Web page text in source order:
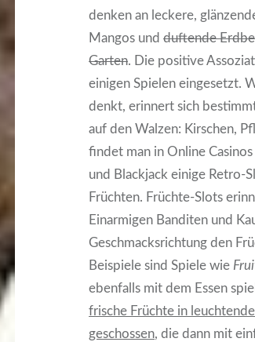
denken an leckere,
Mangos undduftende
Garten. Die positive
einigen Spielen eingesetzt.
denkt, erinnert sich
auf den Walzen: Kirschen,
findet man in Online
und Blackjack einige Retro-
Früchten. Früchte-Slots
Einarmigen Banditen und
Geschmacksrichtung den
Beispiele sind Spiele wie
ebenfalls mit dem Essen
frische Früchte in
geschossen, die dann mit